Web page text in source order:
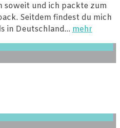
soweit und ich packte zum
Seitdem findest du mich
in Deutschland… mehr